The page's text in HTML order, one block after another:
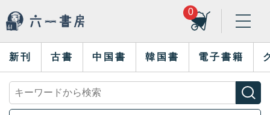
0
新刊 古書 中国書 韓国書 電子書籍